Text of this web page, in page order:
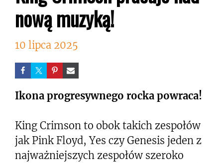
nową muzyką!
10 lipca 2025
Ikona progresywnego rocka powraca!
King Crimson to obok takich zespołów
jak Pink Floyd, Yes czy Genesis jeden z
najważniejszych zespołów szeroko